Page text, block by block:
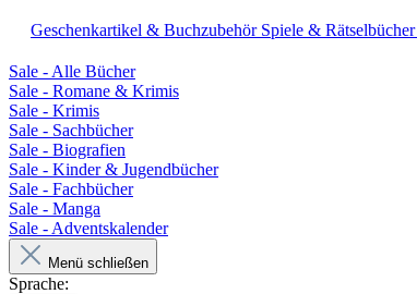
Geschenkartikel & Buchzubehör Spiele & Rätselbücher
Sale - Alle Bücher
Sale - Romane & Krimis
Sale - Krimis
Sale - Sachbücher
Sale - Biografien
Sale - Kinder & Jugendbücher
Sale - Fachbücher
Sale - Manga
Sale - Adventskalender
Menü schließen
Sprache: